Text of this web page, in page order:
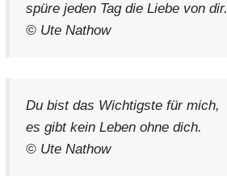
spüre jeden Tag die Liebe von dir.
© Ute Nathow
Du bist das Wichtigste für mich,
es gibt kein Leben ohne dich.
© Ute Nathow